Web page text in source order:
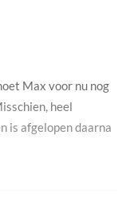
Max voor nu nog
heel
is afgelopen daarna